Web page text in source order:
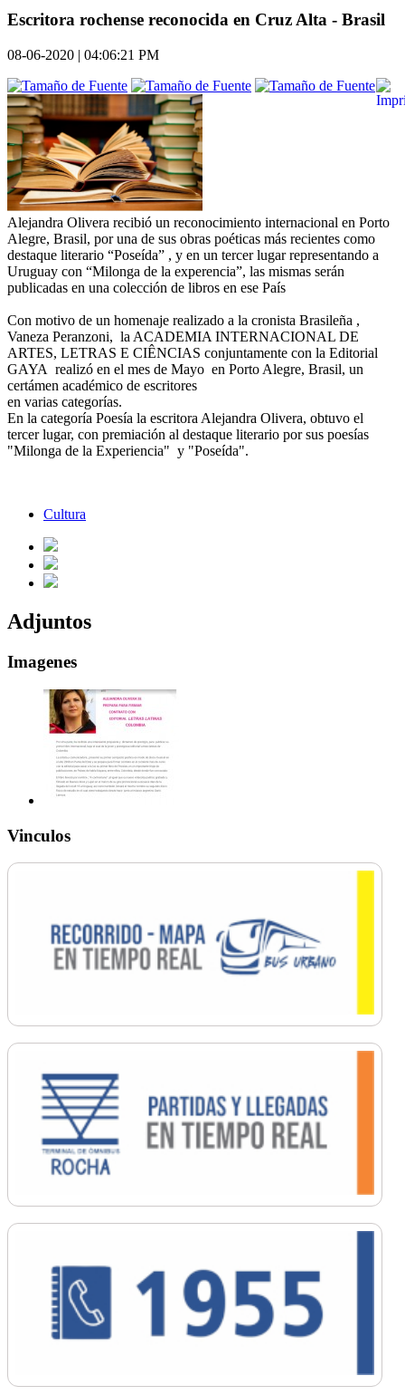
Escritora rochense reconocida en Cruz Alta - Brasil
08-06-2020 | 04:06:21 PM
Alejandra Olivera recibió un reconocimiento internacional en Porto
Alegre, Brasil, por una de sus obras poéticas más recientes como
destaque literario “Poseída” , y en un tercer lugar representando a
Uruguay con “Milonga de la experencia”, las mismas serán
publicadas en una colección de libros en ese País
Con motivo de un homenaje realizado a la cronista Brasileña ,
Vaneza Peranzoni, la ACADEMIA INTERNACIONAL DE
ARTES, LETRAS E CIÊNCIAS conjuntamente con la Editorial
GAYA realizó en el mes de Mayo en Porto Alegre, Brasil, un
certámen académico de escritores
en varias categorías.
En la categoría Poesía la escritora Alejandra Olivera, obtuvo el
tercer lugar, con premiación al destaque literario por sus poesías
"Milonga de la Experiencia" y "Poseída".
Cultura
Adjuntos
Imagenes
Vinculos